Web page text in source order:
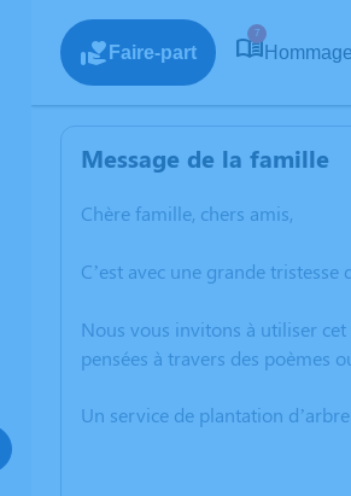
Faire-part
7
Message de la famille
Chère famille, chers amis,
C’est avec une grande
Nous vous invitons à utiliser
pensées à travers des poèmes
Un service de plantation